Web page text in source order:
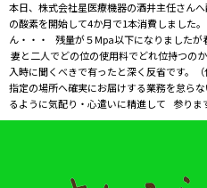
本日、株式会社星医療機器の酒井主任さん
の酸素を開始して4か月で1本消費しました
ん・・・ 残量が５Mpa以下になりましたが
妻と二人でどの位の使用料でどれ位持つ
入時に聞くべきで有ったと深く反省です。
指定の場所へ確実にお届けする業務を怠ら
るように気配り・心遣いに精進して 参りま